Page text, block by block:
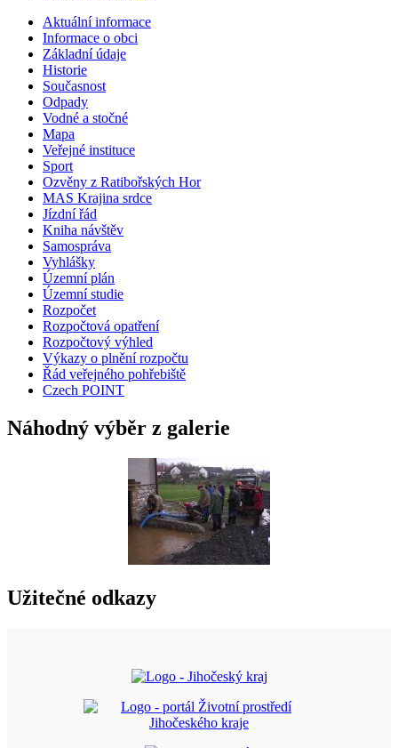
Aktuální informace
Informace o obci
Základní údaje
Historie
Současnost
Odpady
Vodné a stočné
Mapa
Veřejné instituce
Sport
Ozvěny z Ratibořských Hor
MAS Krajina srdce
Jízdní řád
Kniha návštěv
Samospráva
Vyhlášky
Územní plán
Územní studie
Rozpočet
Rozpočtová opatření
Rozpočtový výhled
Výkazy o plnění rozpočtu
Řád veřejného pohřebiště
Czech POINT
Náhodný výběr z galerie
Užitečné odkazy